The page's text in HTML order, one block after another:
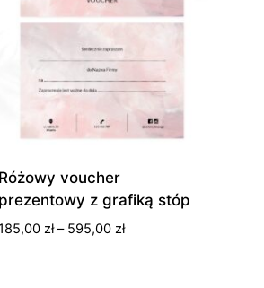
Różowy voucher
prezentowy z grafiką stóp
zł – 595,00 złZakres